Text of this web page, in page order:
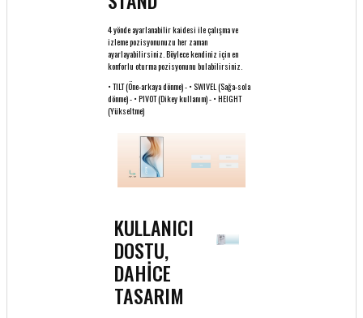
4 yönde ayarlanabilir kaidesi ile çalışma ve
izleme pozisyonunuzu her zaman
ayarlayabilirsiniz. Böylece kendiniz için en
konforlu oturma pozisyonunu bulabilirsiniz.
• TILT (Öne-arkaya dönme) - • SWIVEL (Sağa-sola
dönme) - • PIVOT (Dikey kullanım) - • HEIGHT
(Yükseltme)
KULLANICI
DOSTU,
DAHİCE
TASARIM